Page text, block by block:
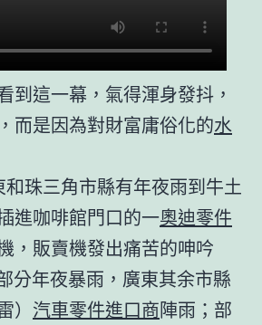
到這一幕，氣得渾身發抖，
而是因為對財富庸俗化的水
珠三角市縣有年夜雨到牛土
進咖啡館門口的一奧迪零件
，販賣機發出痛苦的呻吟
分年夜暴雨，廣東其余市縣
） 汽車零件進口商陣雨；部